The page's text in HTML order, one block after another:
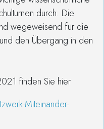
durch. Die
wegeweisend für die
den Übergang in den
finden Sie hier
Miteinander-